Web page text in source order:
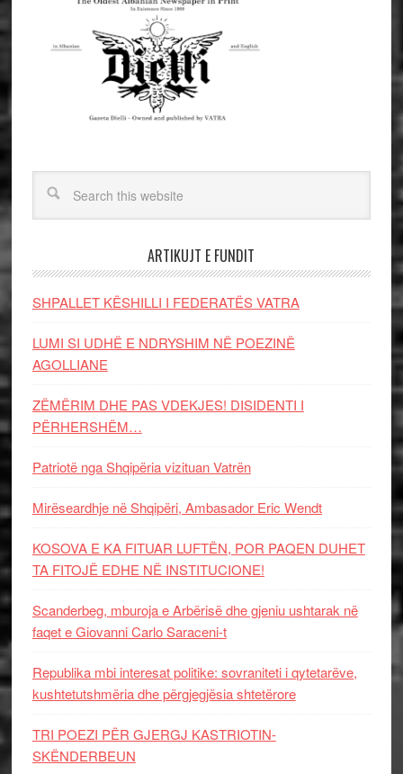
ARTIKUJT E FUNDIT
SHPALLET KËSHILLI I FEDERATËS VATRA
LUMI SI UDHË E NDRYSHIM NË POEZINË
AGOLLIANE
ZËMËRIM DHE PAS VDEKJES! DISIDENTI I
PËRHERSHËM…
Patriotë nga Shqipëria vizituan Vatrën
Mirëseardhje në Shqipëri, Ambasador Eric Wendt
KOSOVA E KA FITUAR LUFTËN, POR PAQEN DUHET
TA FITOJË EDHE NË INSTITUCIONE!
Scanderbeg, mburoja e Arbërisë dhe gjeniu ushtarak në
faqet e Giovanni Carlo Saraceni-t
Republika mbi interesat politike: sovraniteti i qytetarëve,
kushtetutshmëria dhe përgjegjësia shtetërore
TRI POEZI PËR GJERGJ KASTRIOTIN-
SKËNDERBEUN